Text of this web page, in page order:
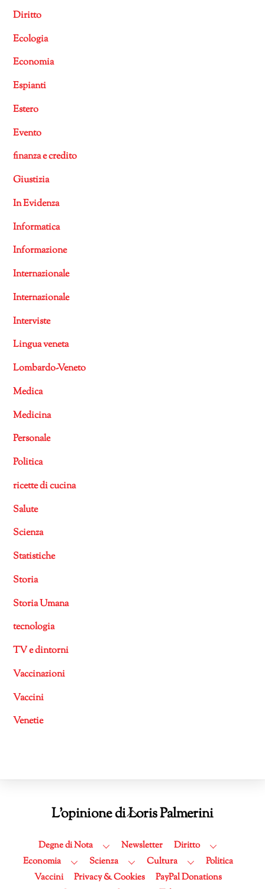
Diritto
Ecologia
Economia
Espianti
Estero
Evento
finanza e credito
Giustizia
In Evidenza
Informatica
Informazione
Internazionale
Internazionale
Interviste
Lingua veneta
Lombardo-Veneto
Medica
Medicina
Personale
Politica
ricette di cucina
Salute
Scienza
Statistiche
Storia
Storia Umana
tecnologia
TV e dintorni
Vaccinazioni
Vaccini
Venetie
Back
Top
L'opinione di Loris Palmerini
Degne di Nota Newsletter
Diritto
Economia
Scienza Cultura
Politica
Vaccini
Privacy & Cookies
PayPal Donations